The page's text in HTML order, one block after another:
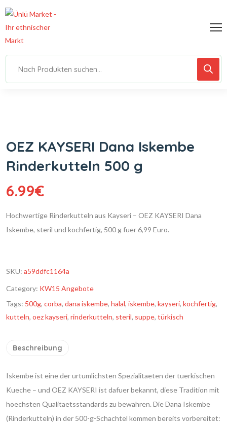
OEZ KAYSERI Dana Iskembe
Rinderkutteln 500 g
6.99€
Hochwertige Rinderkutteln aus Kayseri – OEZ KAYSERI Dana
Iskembe, steril und kochfertig, 500 g fuer 6,99 Euro.
SKU: a59ddfc1164a
Category: KW15 Angebote
Tags: 500g, corba, dana iskembe, halal, iskembe, kayseri, kochfertig,
kutteln, oez kayseri, rinderkutteln, steril, suppe, türkisch
Beschreibung
Iskembe ist eine der urtumlichsten Spezialitaeten der tuerkischen
Kueche – und OEZ KAYSERI ist dafuer bekannt, diese Tradition mit
hoechsten Qualitaetsstandards zu bewahren. Die Dana Iskembe
(Rinderkutteln) in der 500-g-Schachtel kommen bereits vorbereitet: